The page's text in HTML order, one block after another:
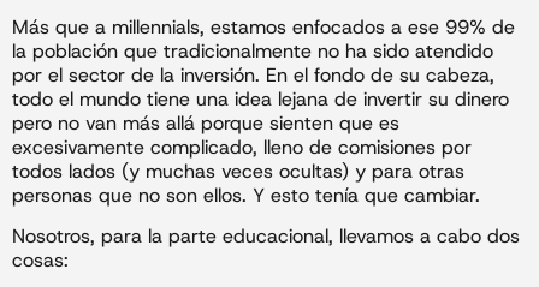
Más que a millennials, estamos enfocados a ese 99% de
la población que tradicionalmente no ha sido atendido
por el sector de la inversión. En el fondo de su cabeza,
todo el mundo tiene una idea lejana de invertir su dinero
pero no van más allá porque sienten que es
excesivamente complicado, lleno de comisiones por
todos lados (y muchas veces ocultas) y para otras
personas que no son ellos. Y esto tenía que cambiar.
Nosotros, para la parte educacional, llevamos a cabo dos
cosas: